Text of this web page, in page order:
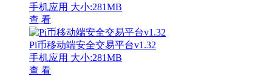
手机应用 大小:281MB
查 看
Pi币移动端安全交易平台v1.32
手机应用 大小:281MB
查 看